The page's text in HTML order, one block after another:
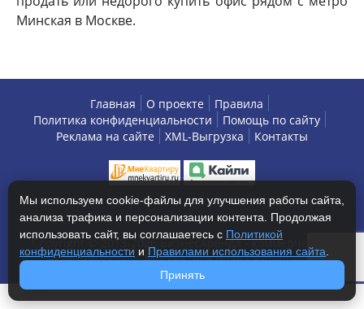
Минская в Москве.
Главная О проекте
Правила
Политика конфиденциальности
Помощь по сайту
Реклама на сайте
XML-Выгрузка Контакты
Copyright © 2013-2026 БизнесАренда - коммерческая
недвижимость, г. Москва. Все права защищены.
Мы используем cookie-файлы для улучшения работы сайта,
анализа трафика и персонализации контента. Продолжая
использовать сайт, вы соглашаетесь с Политикой
конфиденциальности и Правилами использования сайта
Принять